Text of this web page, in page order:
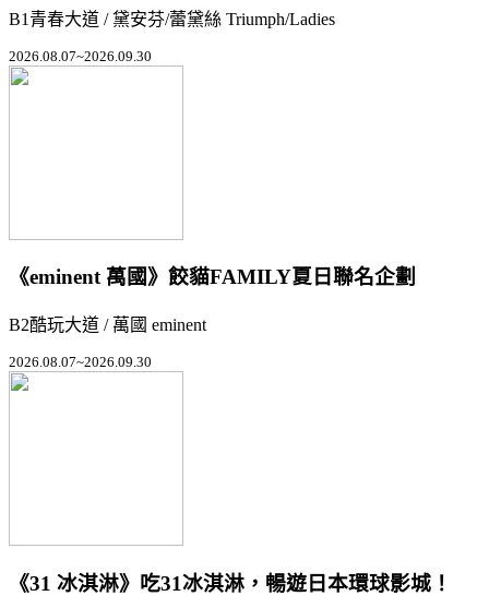
B1青春大道 / 黛安芬/蕾黛絲 Triumph/Ladies
2026.08.07~2026.09.30
《eminent 萬國》餃貓FAMILY夏日聯名企劃
B2酷玩大道 / 萬國 eminent
2026.08.07~2026.09.30
《31 冰淇淋》吃31冰淇淋，暢遊日本環球影城！